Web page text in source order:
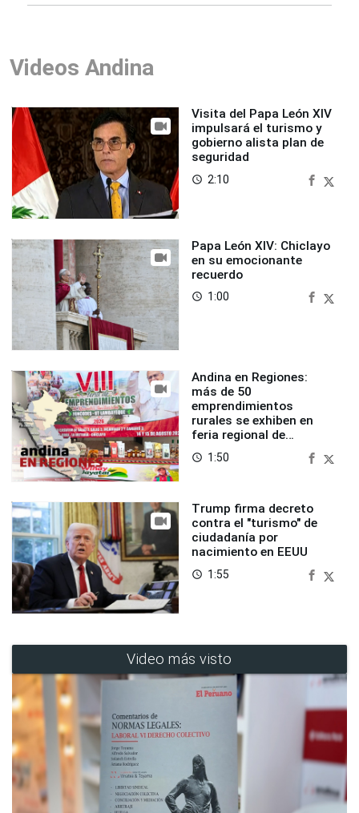
Videos Andina
Visita del Papa León XIV
impulsará el turismo y
gobierno alista plan de
seguridad
access_time 2:10
Papa León XIV: Chiclayo
en su emocionante
recuerdo
access_time 1:00
Andina en Regiones:
más de 50
emprendimientos
rurales se exhiben en
feria regional de
Foncodes
access_time 1:50
Trump firma decreto
contra el "turismo" de
ciudadanía por
nacimiento en EEUU
access_time 1:55
Video más visto